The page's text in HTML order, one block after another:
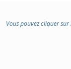
Vous pouvez cliquer